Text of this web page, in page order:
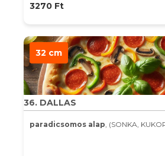
3270 Ft
32 cm
36. DALLAS
paradicsomos alap, (SONKA,